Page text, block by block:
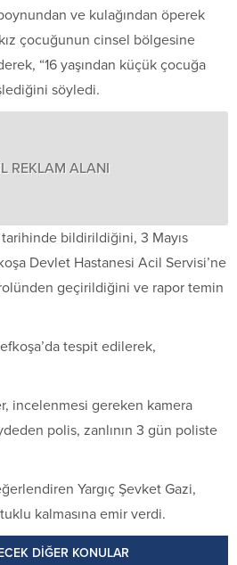
ve kulağından öperek
çocuğunun cinsel bölgesine
“16 yaşından küçük çocuğa
söyledi.
REKLAM ALANI
bildirildiğini, 3 Mayıs
Devlet Hastanesi Acil Servisi’ne
geçirildiğini ve rapor temin
tespit edilerek,
incelenmesi gereken kamera
polis, zanlının 3 gün poliste
Yargıç Şevket Gazi,
kalmasına emir verdi.
DİĞER KONULAR